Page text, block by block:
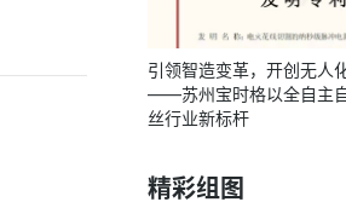
引领智造变革，开创无人
——苏州宝时格以全自主
丝行业新标杆
精彩组图